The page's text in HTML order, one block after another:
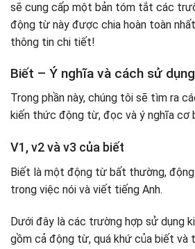
sẽ cung cấp một bản tóm tắt các
động từ này được chia hoàn toàn
thông tin chi tiết!
Biết – Ý nghĩa và cách sử dụng
Trong phần này, chúng tôi sẽ tìm ra
kiến ​​thức động từ, đọc và ý nghĩa cơ
V1, v2 và v3 của biết
Biết là một động từ bất thường,
trong việc nói và viết tiếng Anh.
Dưới đây là các trường hợp sử dụng
gồm cả động từ, quá khứ của biết và